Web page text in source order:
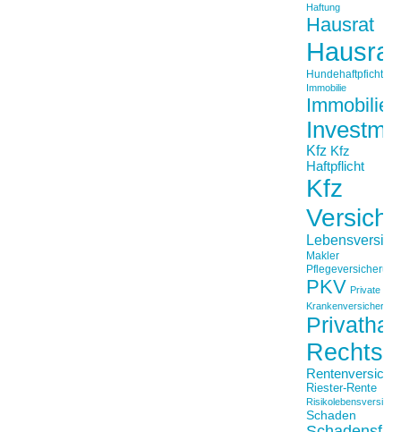
Haftung
Hausrat
Hundehaftpficht
Immobilie
Kfz Kfz
Haftpflicht
Kfz
Makler
Pflegeversicherung
PKV Private
Krankenversicherung
Riester-Rente
Schaden